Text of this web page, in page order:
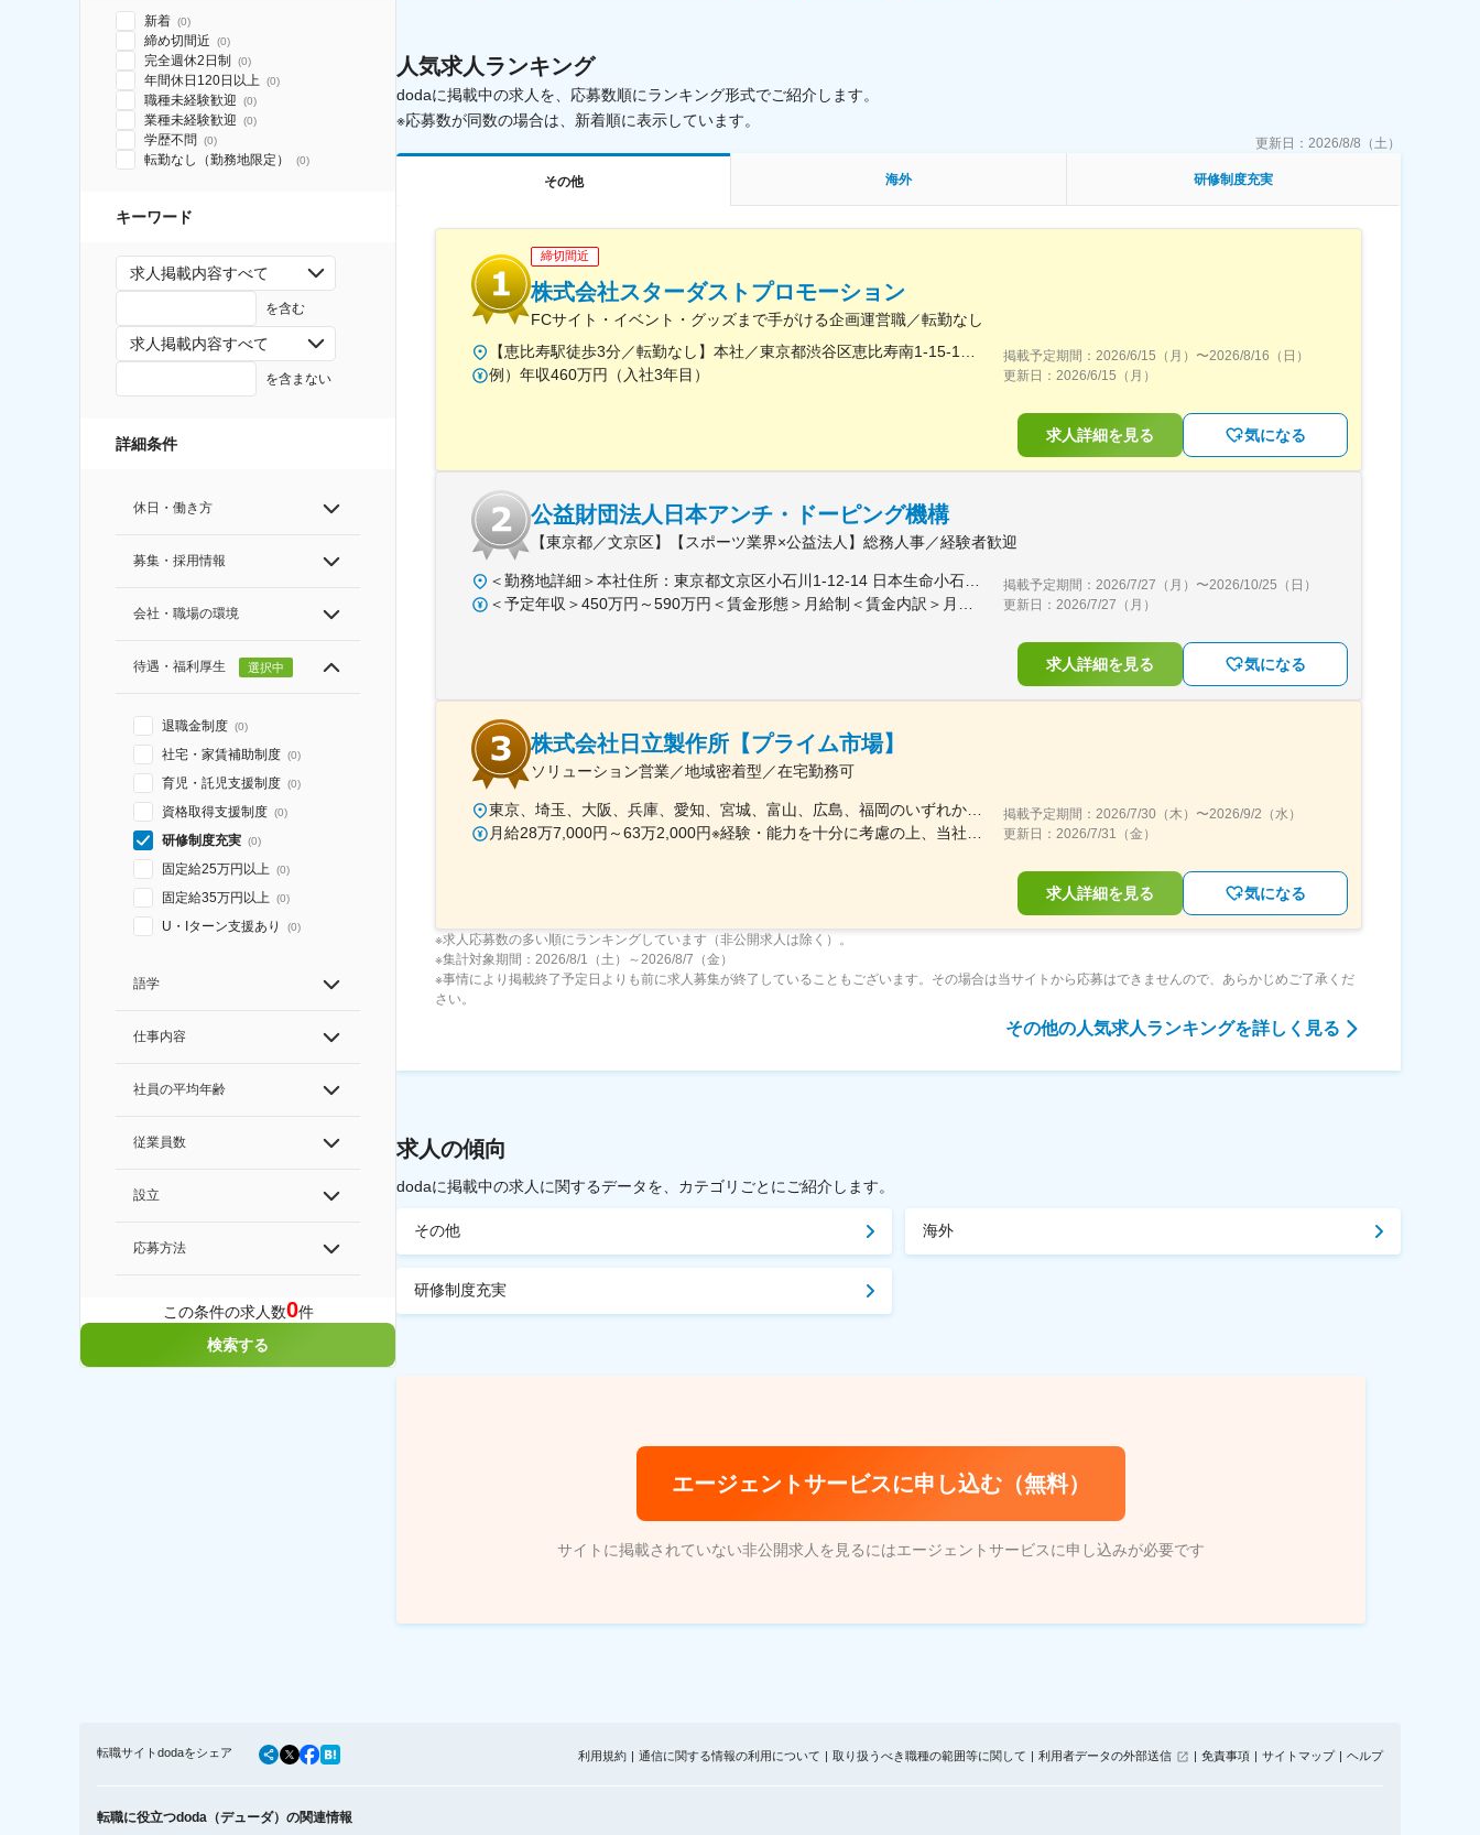
新着 (0)
締め切間近 (0)
完全週休2日制 (0)
年間休日120日以上 (0)
職種未経験歓迎 (0)
業種未経験歓迎 (0)
学歴不問 (0)
転勤なし（勤務地限定） (0)
キーワード
求人掲載内容すべて
を含む
求人掲載内容すべて
を含まない
詳細条件
休日・働き方
募集・採用情報
会社・職場の環境
待遇・福利厚生 選択中
退職金制度 (0)
社宅・家賃補助制度 (0)
育児・託児支援制度 (0)
資格取得支援制度 (0)
研修制度充実 (0)
固定給25万円以上 (0)
固定給35万円以上 (0)
U・Iターン支援あり (0)
語学
仕事内容
社員の平均年齢
従業員数
設立
応募方法
この条件の求人数0件
検索する
人気求人ランキング
dodaに掲載中の求人を、応募数順にランキング形式でご紹介します。
※応募数が同数の場合は、新着順に表示しています。
更新日： 2026/8/8（土）
その他 海外 研修制度充実
締切間近
株式会社スターダストプロモーション
FCサイト・イベント・グッズまで手がける企画運営職／転勤なし
例）年収460万円（入社3年目）
掲載予定期間： 2026/6/15（月） 〜2026/8/16（日）
更新日： 2026/6/15（月）
求人詳細を見る 気になる
公益財団法人日本アンチ・ドーピング機構
【東京都／文京区】【スポーツ業界×公益法人】総務人事／経験者歓迎
掲載予定期間： 2026/7/27（月） 〜2026/10/25（日）
更新日： 2026/7/27（月）
求人詳細を見る 気になる
株式会社日立製作所【プライム市場】
ソリューション営業／地域密着型／在宅勤務可
掲載予定期間： 2026/7/30（木） 〜2026/9/2（水）
更新日： 2026/7/31（金）
求人詳細を見る 気になる
※求人応募数の多い順にランキングしています（非公開求人は除く）。
※集計対象期間：2026/8/1（土）～2026/8/7（金）
※事情により掲載終了予定日よりも前に求人募集が終了していることもございます。その場合は当サイトから応募はできませんので、あらかじめご了承くだ
さい。
その他の人気求人ランキングを詳しく見る
求人の傾向
dodaに掲載中の求人に関するデータを、カテゴリごとにご紹介します。
その他 海外
研修制度充実
エージェントサービスに申し込む（無料）
サイトに掲載されていない非公開求人を見るにはエージェントサービスに申し込みが必要です
転職サイトdodaをシェア 利用規約 通信に関する情報の利用について 取り扱うべき職種の範囲等に関して 利用者データの外部送信 免責事項 サイトマップ ヘルプ
転職に役立つdoda（デューダ）の関連情報